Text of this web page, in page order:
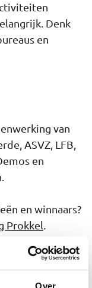
Denk
en
van
ASVZ, LFB,
en
en winnaars?
Prokkel